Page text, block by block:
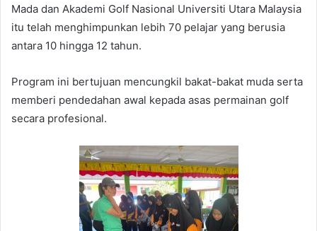
Mada dan Akademi Golf Nasional Universiti Utara Malaysia
itu telah menghimpunkan lebih 70 pelajar yang berusia
antara 10 hingga 12 tahun.
Program ini bertujuan mencungkil bakat-bakat muda serta
memberi pendedahan awal kepada asas permainan golf
secara profesional.